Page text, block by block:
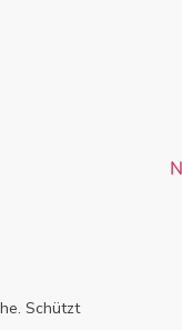
Schützt